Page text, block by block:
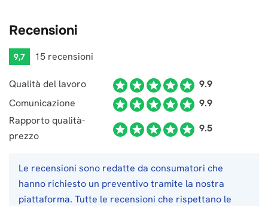
Recensioni
9,7 15 recensioni
Qualità del lavoro
9.9
Comunicazione
9.9
Rapporto qualità-
prezzo
9.5
Le recensioni sono redatte da consumatori che
hanno richiesto un preventivo tramite la nostra
piattaforma. Tutte le recensioni che rispettano le